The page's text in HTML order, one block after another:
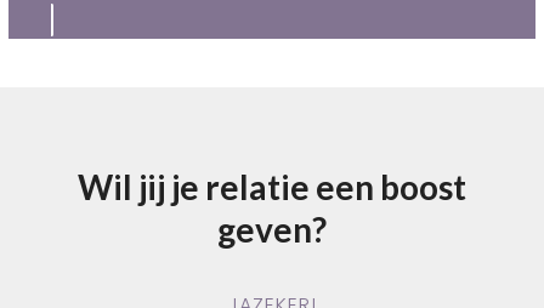
Wil jij je relatie een boost
geven?